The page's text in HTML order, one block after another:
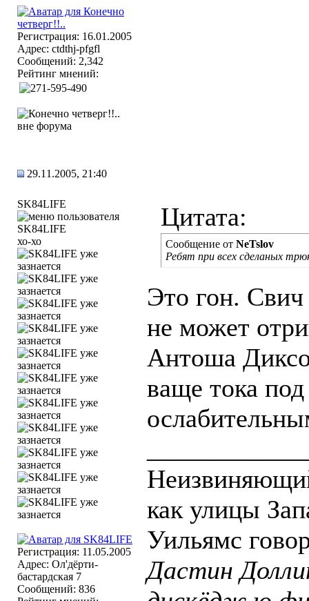
Регистрация: 16.01.2005
Адрес: ctdthj-pfgfl
Сообщений: 2,342
Рейтинг мнений:
29.11.2005, 21:40
SK84LIFE
хо-хо
Регистрация: 11.05.2005
Адрес: Ол'дёрти-
бастардская 7
Сообщений: 836
Цитата:
Сообщение от NeTslov
Ребят при всех сделаных
Это гон. Свич
не может
Антоша
ваще тока под
как улицы
Уильямс
Дастин